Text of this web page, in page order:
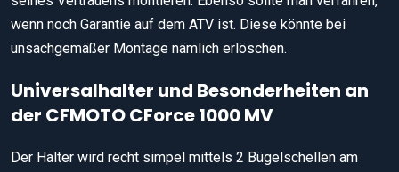
wenn noch Garantie auf dem ATV ist. Diese könnte bei
unsachgemäßer Montage nämlich erlöschen.
Universalhalter und Besonderheiten an
der CFMOTO CForce 1000 MV
Der Halter wird recht simpel mittels 2 Bügelschellen am